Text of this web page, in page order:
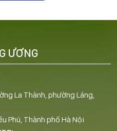
La Thành, phường Láng,
Phú, Thành phố Hà Nội
ƯƠNG